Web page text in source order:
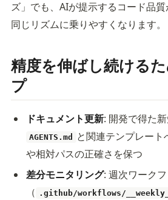
ズ」でも、AIが提示するコード品
同じリズムに乗りやすくなります。
精度を伸ばし続ける
プ
ドキュメント更新: 開発で得た
AGENTS.md
と関連テンプレー
や相対パスの正確さを保つ
差分モニタリング: 週次ワーク
（ .github/workflows/